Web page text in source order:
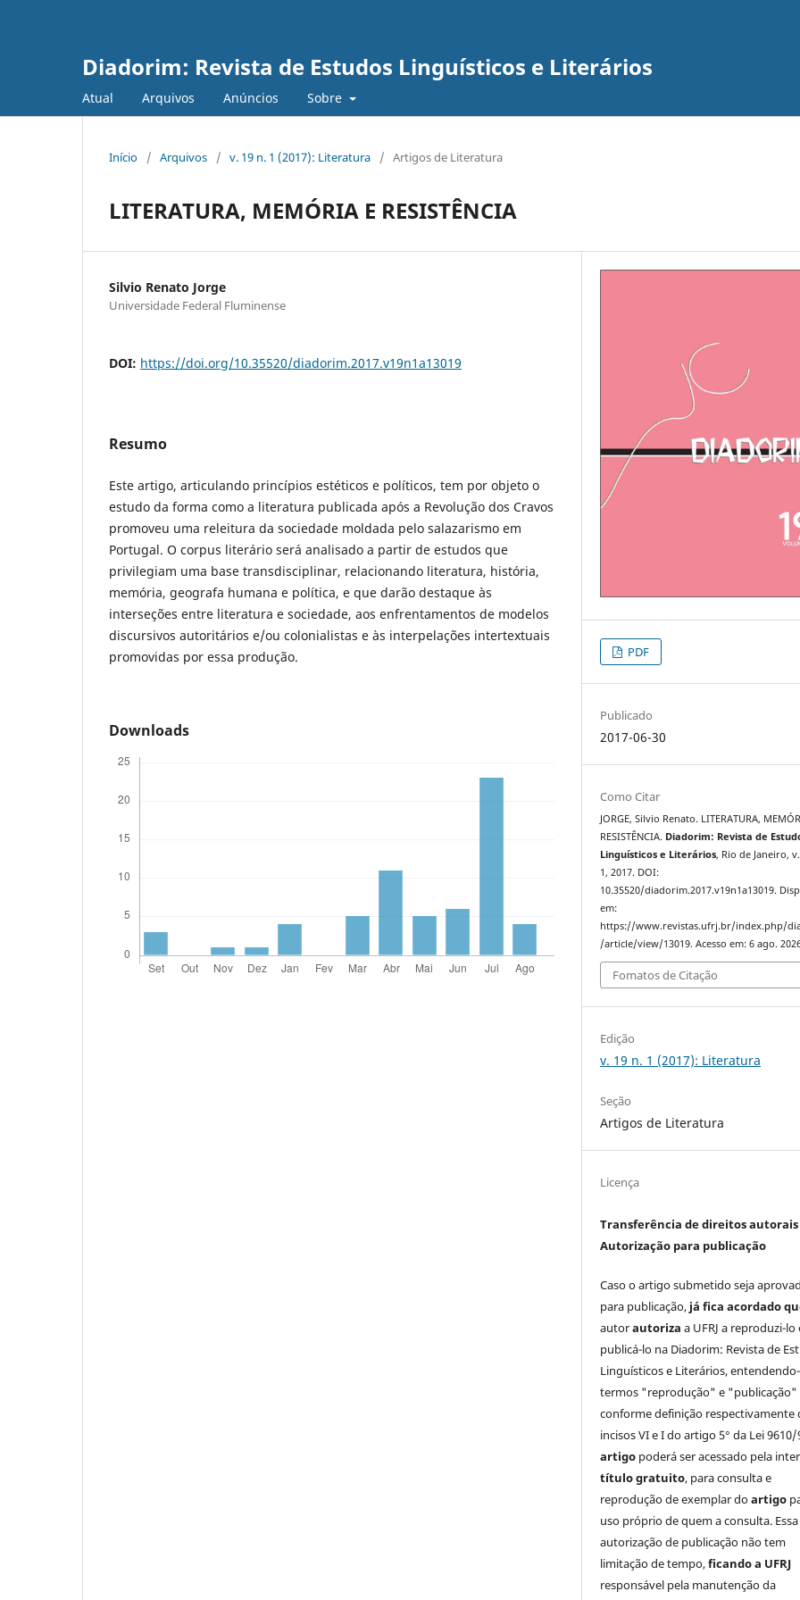
Diadorim: Revista de Estudos Linguísticos e Literários
Atual Arquivos Anúncios Sobre
Início / Arquivos / v. 19 n. 1 (2017): Literatura / Artigos de Literatura
LITERATURA, MEMÓRIA E RESISTÊNCIA
Silvio Renato Jorge
Universidade Federal Fluminense
DOI: https://doi.org/10.35520/diadorim.2017.v19n1a13019
Resumo
Este artigo, articulando princípios estéticos e políticos, tem por objeto o
estudo da forma como a literatura publicada após a Revolução dos Cravos
promoveu uma releitura da sociedade moldada pelo salazarismo em
Portugal. O corpus literário será analisado a partir de estudos que
privilegiam uma base transdisciplinar, relacionando literatura, história,
memória, geografa humana e política, e que darão destaque às
interseções entre literatura e sociedade, aos enfrentamentos de modelos
discursivos autoritários e/ou colonialistas e às interpelações intertextuais
promovidas por essa produção.
Downloads
PDF
Publicado
2017-06-30
Como Citar
JORGE, Silvio Renato. LITERATURA,
RESISTÊNCIA. Diadorim: Revista de
Linguísticos e Literários, Rio de Janeiro,
1, 2017. DOI:
10.35520/diadorim.2017.v19n1a13019.
em:
https://www.revistas.ufrj.br/index.php/
/article/view/13019. Acesso em: 6 ago.
Fomatos de Citação
Edição
v. 19 n. 1 (2017): Literatura
Seção
Artigos de Literatura
Licença
Transferência de direitos autorais
Autorização para publicação
Caso o artigo submetido seja
para publicação, já fica acordado
autorautoriza a UFRJ a reproduzi-lo
publicá-lo na Diadorim: Revista de
Linguísticos e Literários,
termos "reprodução" e "publicação"
conforme definição respectivamente
incisos VI e I do artigo 5° da Lei 9610/
artigo poderá ser acessado pela
título gratuito, para consulta e
reprodução de exemplar doartigo
uso próprio de quem a consulta. Essa
autorização de publicação não tem
limitação de tempo,ficando a UFRJ
responsável pela manutenção da